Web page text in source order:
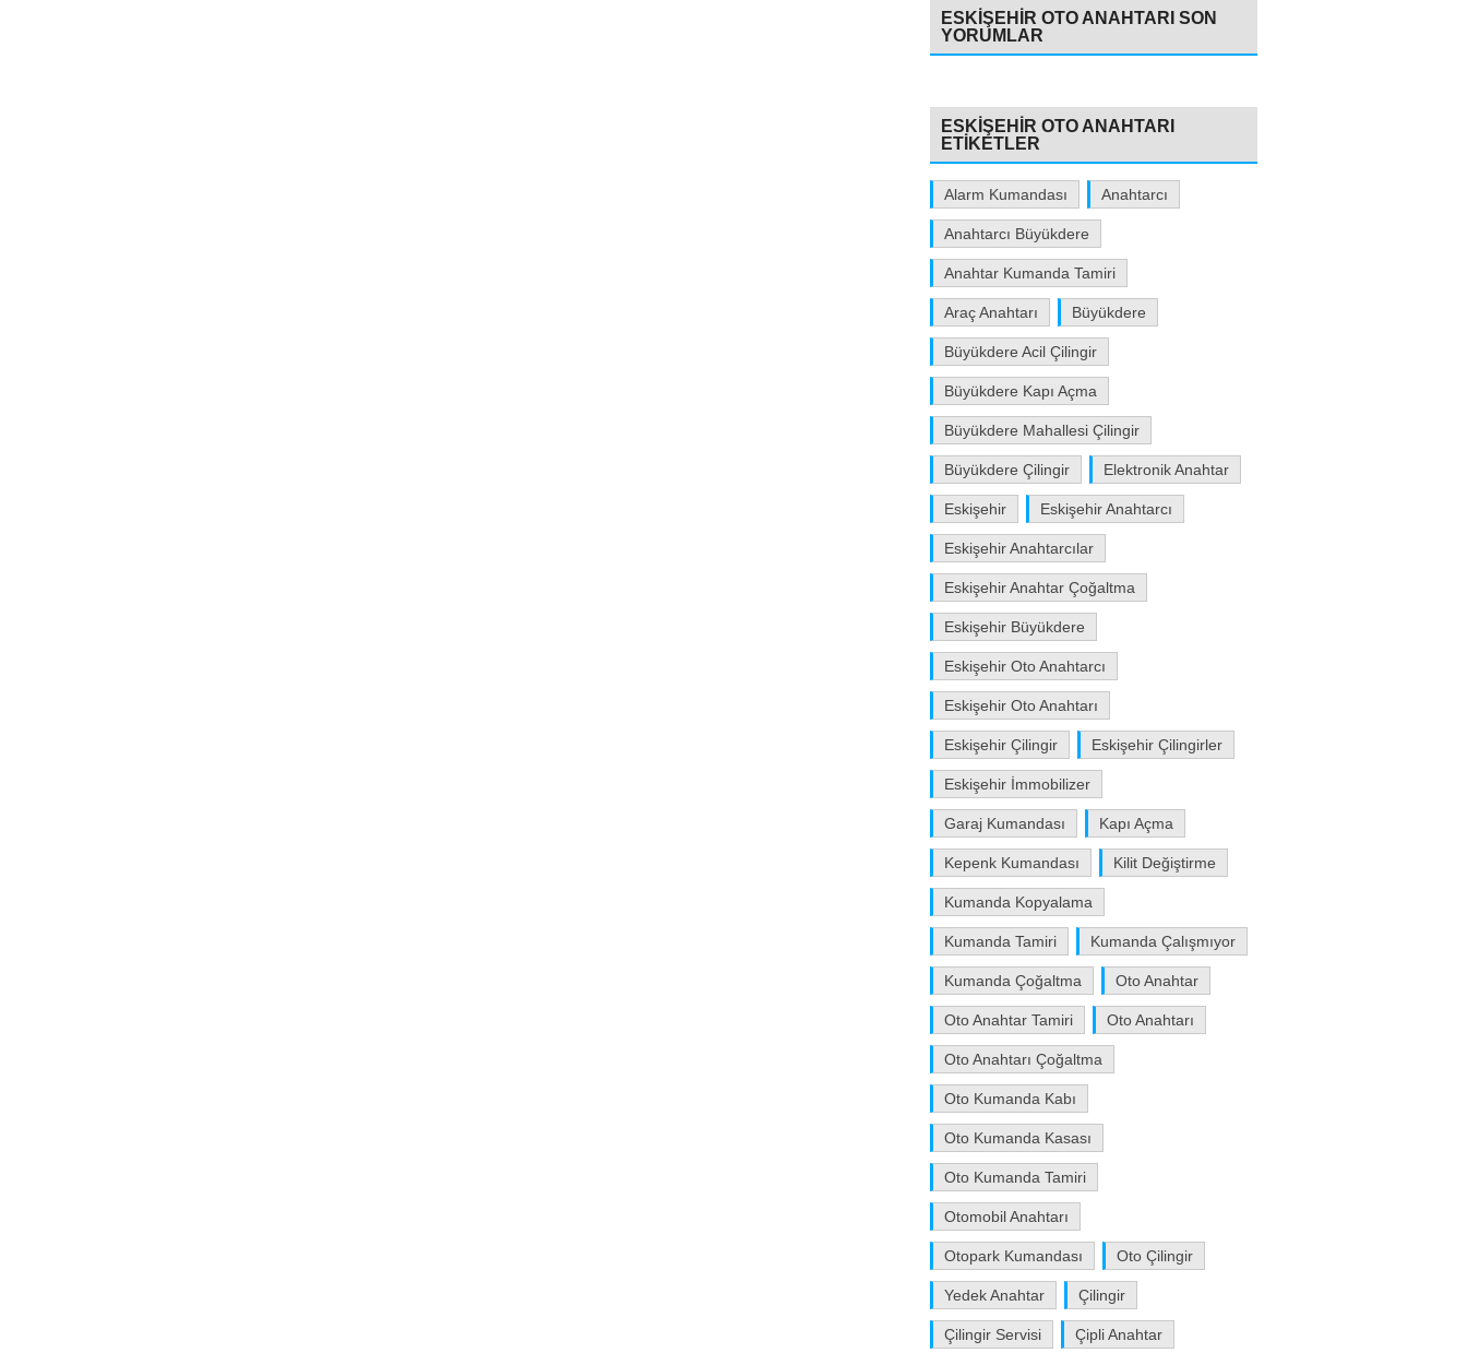
ESKIŞEHIR OTO ANAHTARI SON
YORUMLAR
ESKIŞEHIR OTO ANAHTARI
ETIKETLER
Alarm Kumandası Anahtarcı
Anahtarcı Büyükdere
Anahtar Kumanda Tamiri
Araç Anahtarı Büyükdere
Büyükdere Acil Çilingir
Büyükdere Kapı Açma
Büyükdere Mahallesi Çilingir
Büyükdere Çilingir Elektronik Anahtar
Eskişehir Eskişehir Anahtarcı
Eskişehir Anahtarcılar
Eskişehir Anahtar Çoğaltma
Eskişehir Büyükdere
Eskişehir Oto Anahtarcı
Eskişehir Oto Anahtarı
Eskişehir Çilingir Eskişehir Çilingirler
Eskişehir İmmobilizer
Garaj Kumandası Kapı Açma
Kepenk Kumandası Kilit Değiştirme
Kumanda Kopyalama
Kumanda Tamiri Kumanda Çalışmıyor
Kumanda Çoğaltma Oto Anahtar
Oto Anahtar Tamiri Oto Anahtarı
Oto Anahtarı Çoğaltma
Oto Kumanda Kabı
Oto Kumanda Kasası
Oto Kumanda Tamiri
Otomobil Anahtarı
Otopark Kumandası Oto Çilingir
Yedek Anahtar Çilingir
Çilingir Servisi Çipli Anahtar